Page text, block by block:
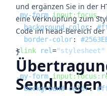
.my-form input :focus,
background-color:
border-color:
}
.my-form input :focus
background-color:
und ergänzen Sie in der
eine Verknüpfung zum
Code im head-Bereich
<link rel="stylesheet"